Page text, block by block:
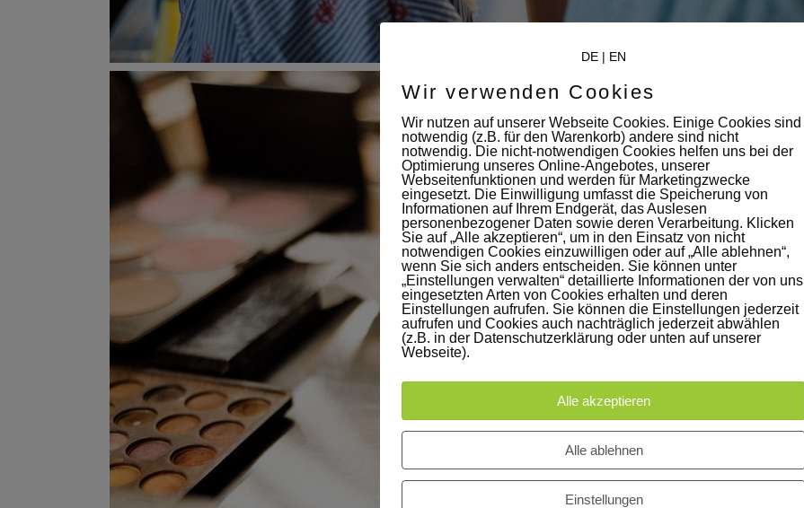
DE | EN
Wir verwenden Cookies
Wir nutzen auf unserer Webseite Cookies. Einige Cookies sind
notwendig (z.B. für den Warenkorb) andere sind nicht
notwendig. Die nicht-notwendigen Cookies helfen uns bei der
Optimierung unseres Online-Angebotes, unserer
Webseitenfunktionen und werden für Marketingzwecke
eingesetzt. Die Einwilligung umfasst die Speicherung von
Informationen auf Ihrem Endgerät, das Auslesen
personenbezogener Daten sowie deren Verarbeitung. Klicken
Sie auf „Alle akzeptieren“, um in den Einsatz von nicht
notwendigen Cookies einzuwilligen oder auf „Alle ablehnen“,
wenn Sie sich anders entscheiden. Sie können unter
„Einstellungen verwalten“ detaillierte Informationen der von uns
eingesetzten Arten von Cookies erhalten und deren
Einstellungen aufrufen. Sie können die Einstellungen jederzeit
aufrufen und Cookies auch nachträglich jederzeit abwählen
(z.B. in der Datenschutzerklärung oder unten auf unserer
Webseite).
Alle akzeptieren
Alle ablehnen
Einstellungen